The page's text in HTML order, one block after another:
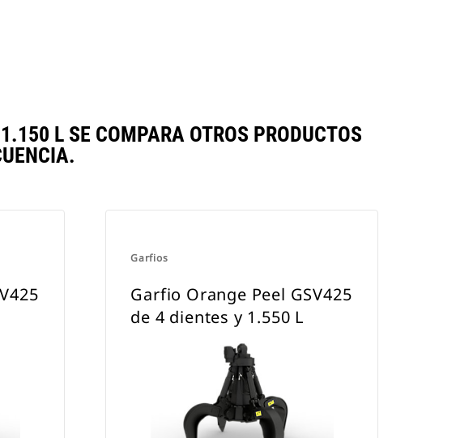
L SE COMPARA OTROS PRODUCTOS
Garfios
Garfio Orange Peel GSV425
de 4 dientes y 1.550 L